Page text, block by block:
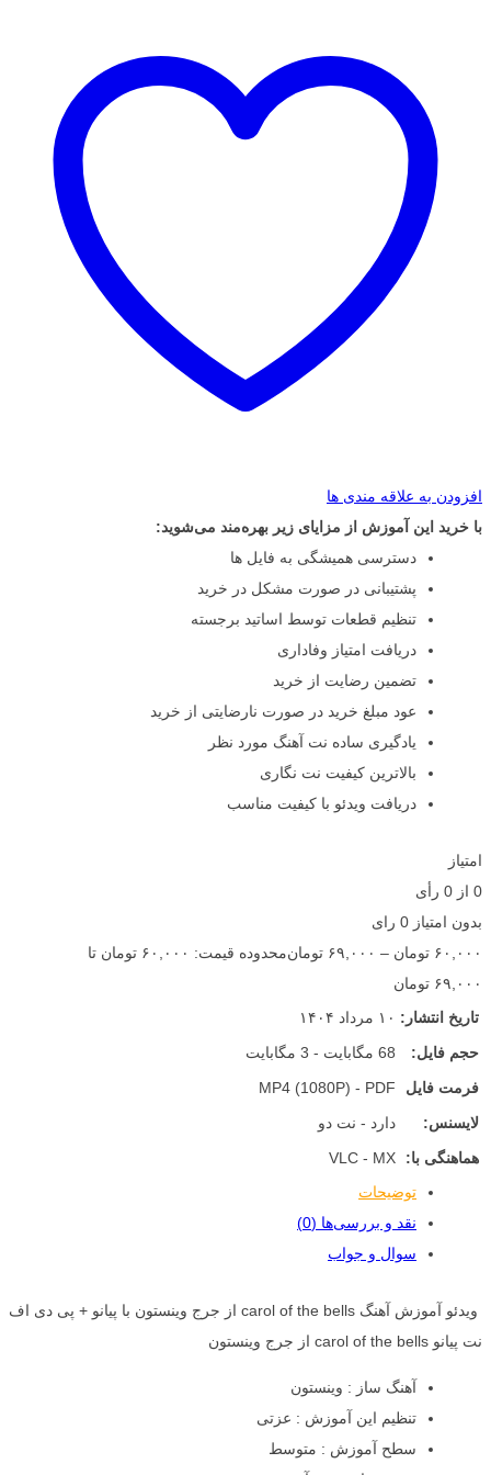
افزودن به علاقه مندی ها
با خرید این آموزش از مزایای زیر بهره‌مند می‌شوید:
دسترسی همیشگی به فایل ها
پشتیبانی در صورت مشکل در خرید
تنظیم قطعات توسط اساتید برجسته
دریافت امتیاز وفاداری
تضمین رضایت از خرید
عود مبلغ خرید در صورت نارضایتی از خرید
یادگیری ساده نت آهنگ مورد نظر
بالاترین کیفیت نت نگاری
دریافت ویدئو با کیفیت مناسب
امتیاز
0 از 0 رأی
بدون امتیاز 0 رای
۶۰,۰۰۰ تومان – ۶۹,۰۰۰ تومان
محدوده قیمت: ۶۰,۰۰۰ تومان تا
۶۹,۰۰۰ تومان
تاریخ انتشار: ۱۰ مرداد ۱۴۰۴
حجم فایل:
68 مگابایت - 3 مگابایت
فرمت فایل
MP4 (1080P) - PDF
لایسنس:
دارد - نت دو
هماهنگی با:
VLC - MX
توضیحات
نقد و بررسی‌ها (0)
سوال و جواب
ویدئو آموزش آهنگ carol of the bells از جرج وینستون با پیانو + پی دی اف
نت پیانو carol of the bells از جرج وینستون
آهنگ ساز : وینستون
تنظیم این آموزش : عزتی
سطح آموزش : متوسط